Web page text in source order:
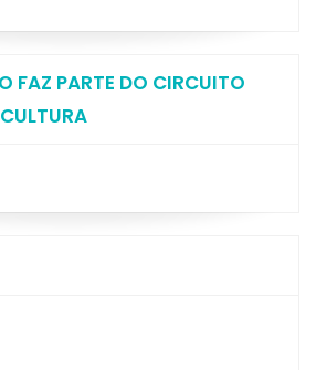
FAZ PARTE DO CIRCUITO